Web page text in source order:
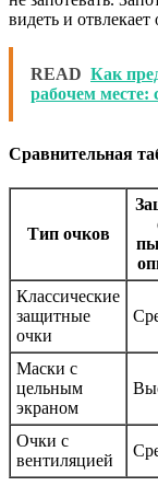
видеть и
READ Как
рабочем месте:
Сравнительная
Тип очков
Классические
защитные
очки
Маски с
цельным
экраном
Очки с
вентиляцией